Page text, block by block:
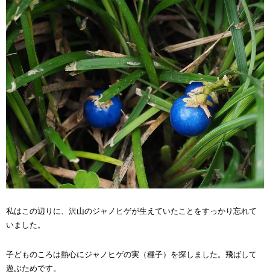
私はこの辺りに、沢山のジャノヒゲが生えていたことをすっかり忘れて
いました。
子どものころは熱心にジャノヒゲの実（種子）を探しました。飛ばして
遊ぶためです。